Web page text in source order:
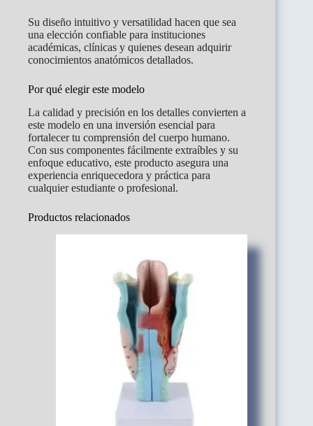
Su diseño intuitivo y versatilidad hacen que sea
una elección confiable para instituciones
académicas, clínicas y quienes desean adquirir
conocimientos anatómicos detallados.
Por qué elegir este modelo
La calidad y precisión en los detalles convierten a
este modelo en una inversión esencial para
fortalecer tu comprensión del cuerpo humano.
Con sus componentes fácilmente extraíbles y su
enfoque educativo, este producto asegura una
experiencia enriquecedora y práctica para
cualquier estudiante o profesional.
Productos relacionados